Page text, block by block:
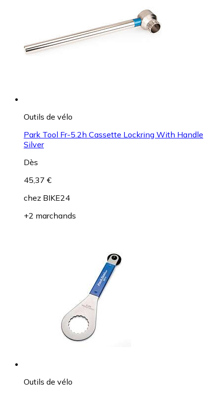
Outils de vélo
Park Tool Fr-5.2h Cassette Lockring With Handle
Silver
Dès
45,37 €
chez BIKE24
+2 marchands
Outils de vélo